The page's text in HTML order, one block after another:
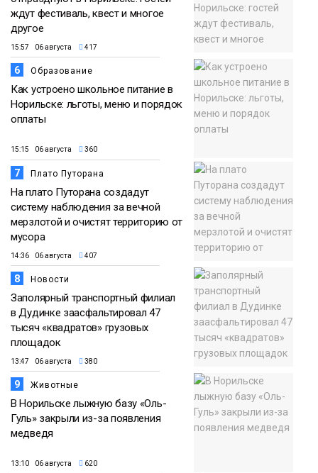
ждут фестиваль, квест и многое
другое
15:57 06 августа 417
6 Образование
Как устроено школьное питание в
Норильске: льготы, меню и порядок
оплаты
15:15 06 августа 360
7 Плато Путорана
На плато Путорана создадут
систему наблюдения за вечной
мерзлотой и очистят территорию от
мусора
14:36 06 августа 407
8 Новости
Заполярный транспортный филиал
в Дудинке заасфальтировал 47
тысяч «квадратов» грузовых
площадок
13:47 06 августа 380
9 Животные
В Норильске лыжную базу «Оль-
Гуль» закрыли из-за появления
медведя
13:10 06 августа 620